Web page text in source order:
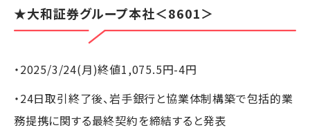
★大和証券グループ本社＜8601＞
・2025/3/24(月)終値1,075.5円-4円
・24日取引終了後、岩手銀行と協業体制構築で包括的業
務提携に関する最終契約を締結すると発表